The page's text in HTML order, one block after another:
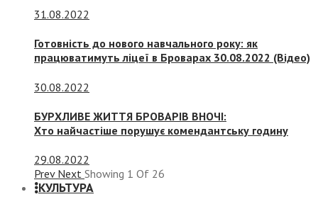
31.08.2022
Готовність до нового навчального року: як
працюватимуть ліцеї в Броварах 30.08.2022 (Відео)
30.08.2022
БУРХЛИВЕ ЖИТТЯ БРОВАРІВ ВНОЧІ:
Хто найчастіше порушує комендантську годину
29.08.2022
Prev Next Showing 1 Of 26
КУЛЬТУРА